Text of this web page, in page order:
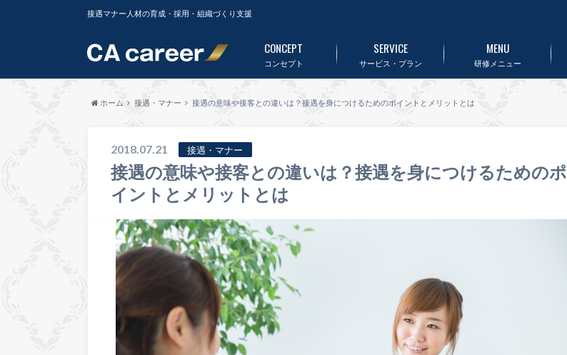
接遇マナー人材の育成・採用・組織づくり支援
コンセプト
CONCEPT
サービス・プラン
SERVICE
研修メニュー
MENU
ホーム 接遇・マナー 接遇の意味や接客との違いは？接遇を身につけるためのポイントとメリットとは
2018.07.21 接遇・マナー
接遇の意味や接客との違いは？接遇を身につけるためのポ
イントとメリットとは